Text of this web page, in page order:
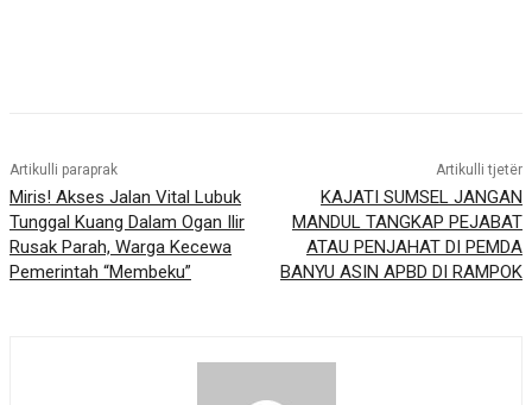
Artikulli paraprak
Miris! Akses Jalan Vital Lubuk
Tunggal Kuang Dalam Ogan Ilir
Rusak Parah, Warga Kecewa
Pemerintah “Membeku”
Artikulli tjetër
KAJATI SUMSEL JANGAN
MANDUL TANGKAP PEJABAT
ATAU PENJAHAT DI PEMDA
BANYU ASIN APBD DI RAMPOK